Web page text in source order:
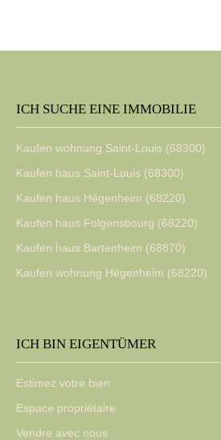
ICH SUCHE EINE IMMOBILIE
Kaufen wohnung Saint-Louis (68300)
Kaufen haus Saint-Louis (68300)
Kaufen haus Hégenheim (68220)
Kaufen haus Folgensbourg (68220)
Kaufen haus Bartenheim (68870)
Kaufen wohnung Hégenheim (68220)
ICH BIN EIGENTÜMER
Estimez votre bien
Espace propriétaire
Vendre avec nous